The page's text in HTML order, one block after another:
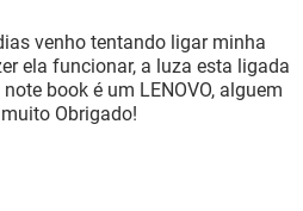
GMAIL
EXCEL
GMAIL
WHATSAPP
FACEBOOK
EXCEL
venho tentando ligar minha
ela funcionar, a luza esta ligada
book é um LENOVO, alguem
Obrigado!